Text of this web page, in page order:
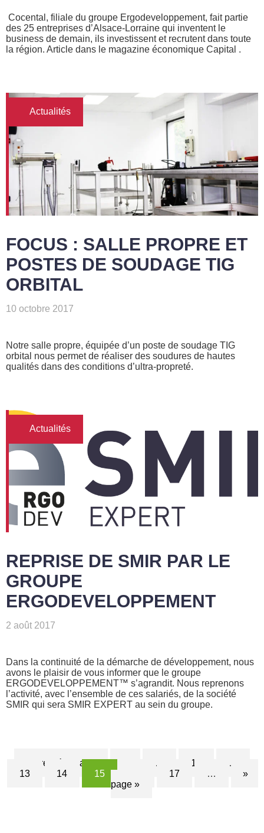
Cocental, filiale du groupe Ergodeveloppement, fait partie
des 25 entreprises d’Alsace-Lorraine qui inventent le
business de demain, ils investissent et recrutent dans toute
la région. Article dans le magazine économique Capital .
Actualités
FOCUS : SALLE PROPRE ET
POSTES DE SOUDAGE TIG
ORBITAL
10 octobre 2017
Notre salle propre, équipée d’un poste de soudage TIG
orbital nous permet de réaliser des soudures de hautes
qualités dans des conditions d’ultra-propreté.
Actualités
REPRISE DE SMIR PAR LE
GROUPE
ERGODEVELOPPEMENT
2 août 2017
Dans la continuité de la démarche de développement, nous
avons le plaisir de vous informer que le groupe
ERGODEVELOPPEMENT™ s’agrandit. Nous reprenons
l’activité, avec l’ensemble de ces salariés, de la société
SMIR qui sera SMIR EXPERT au sein du groupe.
« Première page 10
13
14 15 17
»
page »